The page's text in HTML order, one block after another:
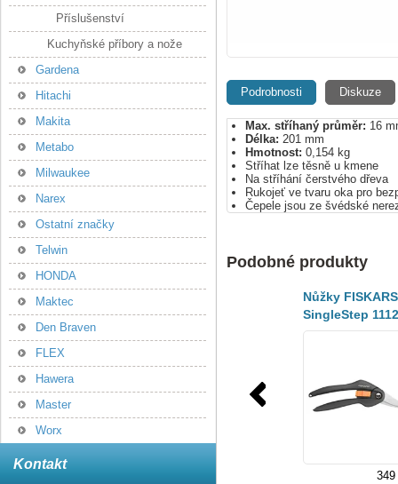
Podrobnosti Diskuze
Max. stříhaný průměr: 16
Délka: 201 mm
Hmotnost: 0,154 kg
Stříhat lze těsně u kmene
Na stříhání čerstvého dřeva
Rukojeť ve tvaru oka pro
Čepele jsou ze švédské
Podobné produkty
Nůžky FISKARS
SingleStep
Příslušenství
Kuchyňské příbory a nože
Gardena
Hitachi
Makita
Metabo
Milwaukee
Narex
Ostatní značky
Telwin
HONDA
Maktec
Den Braven
FLEX
Hawera
Master
Worx
Kontakt